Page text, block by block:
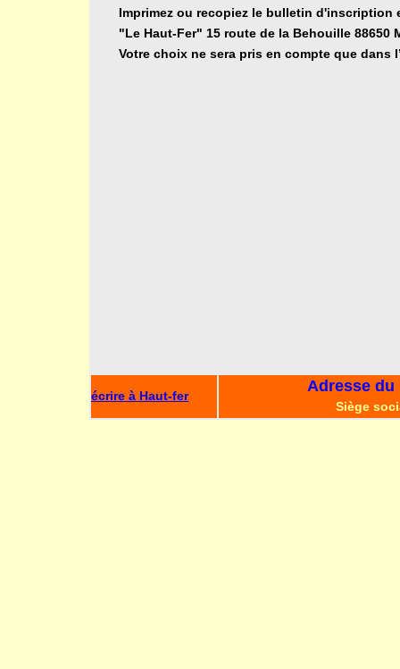
Imprimez ou recopiez le bulletin d'inscription
"Le Haut-Fer" 15 route de la Behouille 88650
Votre choix ne sera pris en compte que dans
écrire à Haut-fer
Adresse du
Siège